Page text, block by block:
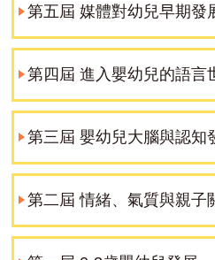
第五屆 媒體對幼兒早期發
第四屆 進入嬰幼兒的語言
第三屆 嬰幼兒大腦與認知
第二屆 情緒、氣質與親子